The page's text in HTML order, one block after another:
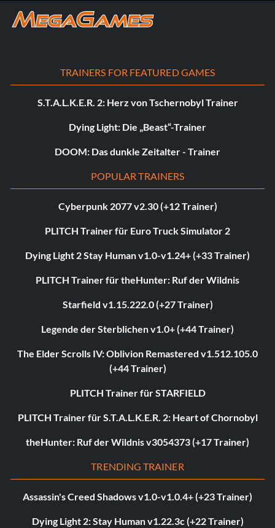
TRAINERS FOR FEATURED GAMES
S.T.A.L.K.E.R. 2: Herz von Tschernobyl Trainer
Dying Light: Die „Beast“-Trainer
DOOM: Das dunkle Zeitalter - Trainer
POPULAR TRAINERS
Cyberpunk 2077 v2.30 (+12 Trainer)
PLITCH Trainer für Euro Truck Simulator 2
Dying Light 2 Stay Human v1.0-v1.24+ (+33 Trainer)
PLITCH Trainer für theHunter: Ruf der Wildnis
Starfield v1.15.222.0 (+27 Trainer)
Legende der Sterblichen v1.0+ (+44 Trainer)
The Elder Scrolls IV: Oblivion Remastered v1.512.105.0
(+44 Trainer)
PLITCH Trainer für STARFIELD
PLITCH Trainer für S.T.A.L.K.E.R. 2: Heart of Chornobyl
theHunter: Ruf der Wildnis v3054373 (+17 Trainer)
TRENDING TRAINER
Assassin's Creed Shadows v1.0-v1.0.4+ (+23 Trainer)
Dying Light 2: Stay Human v1.22.3c (+22 Trainer)